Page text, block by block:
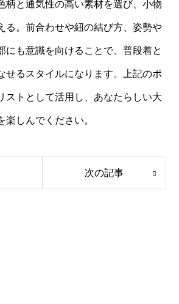
柄と通気性の高い素材を選び、小物
る。前合わせや紐の結び方、姿勢や
にも意識を向けることで、普段着と
せるスタイルになります。上記のポ
ストとして活用し、あなたらしい大
楽しんでください。
次の記事